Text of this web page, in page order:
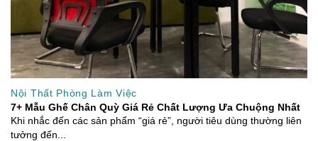
Nội Thất Phòng Làm Việc
7+ Mẫu Ghế Chân Quỳ Giá Rẻ Chất Lượng Ưa Chuộng Nhất
Khi nhắc đến các sản phẩm “giá rẻ”, người tiêu dùng thường liên
tưởng đến...